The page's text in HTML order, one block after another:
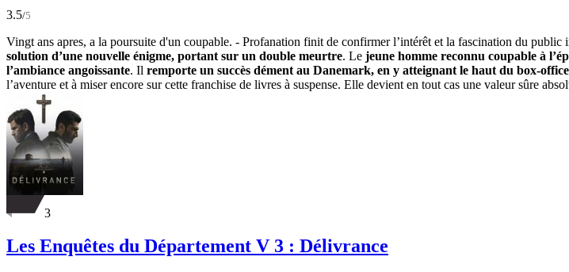
3.5/5
Vingt ans apres, a la poursuite d'un coupable. - Profanation finit de confirmer l’intérêt et la fascination du public
solution d’une nouvelle énigme, portant sur un double meurtre. Le jeune homme reconnu coupable à
l’ambiance angoissante. Il remporte un succès dément au Danemark, en y atteignant le haut du box-office
l’aventure et à miser encore sur cette franchise de livres à suspense. Elle devient en tout cas une valeur sûre
3
Les Enquêtes du Département V 3 : Délivrance